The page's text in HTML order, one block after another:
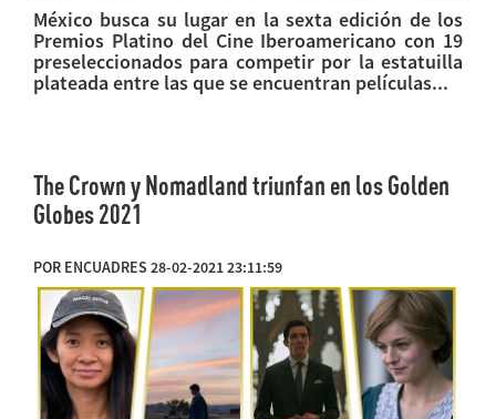
México busca su lugar en la sexta edición de los
Premios Platino del Cine Iberoamericano con 19
preseleccionados para competir por la estatuilla
plateada entre las que se encuentran películas...
The Crown y Nomadland triunfan en los Golden
Globes 2021
POR ENCUADRES 28-02-2021 23:11:59